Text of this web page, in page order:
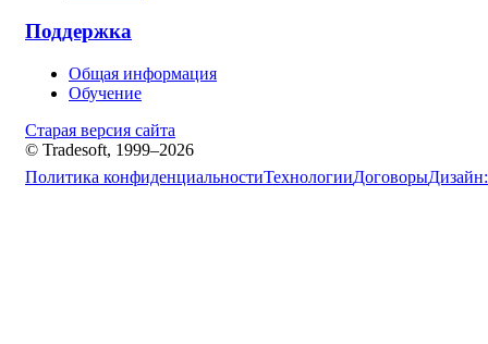
Поддержка
Общая информация
Обучение
Старая версия сайта
© Tradesoft, 1999–2026
Политика конфиденциальностиТехнологииДоговорыДизайн: